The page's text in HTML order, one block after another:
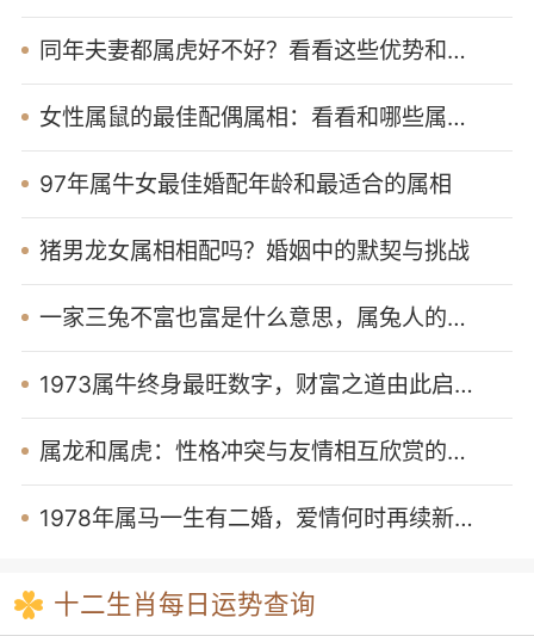
同年夫妻都属虎好不好？看看这些优势和挑战
女性属鼠的最佳配偶属相：看看和哪些属相男生最幸福
97年属牛女最佳婚配年龄和最适合的属相
猪男龙女属相相配吗？婚姻中的默契与挑战
一家三兔不富也富是什么意思，属兔人的财运之道
1973属牛终身最旺数字，财富之道由此启航
属龙和属虎：性格冲突与友情相互欣赏的平衡
1978年属马一生有二婚，爱情何时再续新缘
十二生肖每日运势查询